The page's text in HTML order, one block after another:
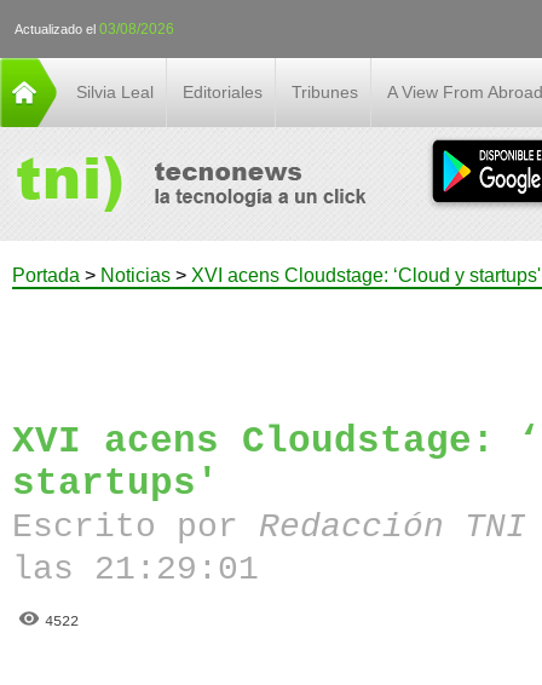
Actualizado el 03/08/2026
Silvia Leal Editoriales Tribunes A View From Abroad
Portada > Noticias > XVI acens Cloudstage: ‘Cloud y startups'
XVI acens Cloudstage:
startups'
Escrito por Redacción
las 21:29:01
4522